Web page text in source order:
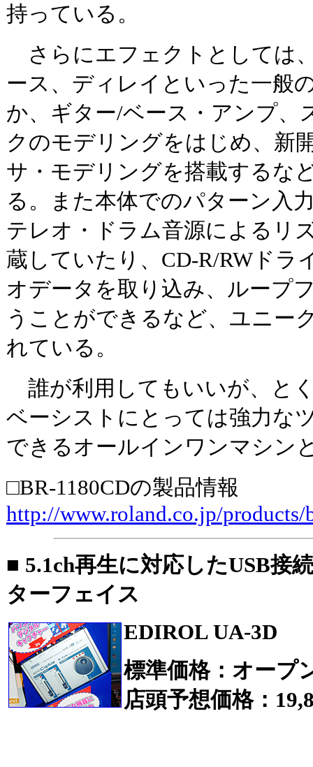
持っている。
さらにエフェクトとしては
ース、ディレイといった一般
か、ギター/ベース・アンプ、
クのモデリングをはじめ、新
サ・モデリングを搭載するな
る。また本体でのパターン入
テレオ・ドラム音源によるリ
蔵していたり、CD-R/RWドラ
オデータを取り込み、ループ
うことができるなど、ユニー
れている。
誰が利用してもいいが、と
ベーシストにとっては強力な
できるオールインワンマシン
□BR-1180CDの製品情報
http://www.roland.co.jp/products/
■ 5.1ch再生に対応したUSB接
ターフェイス
EDIROL UA-3D
標準価格：オープ
店頭予想価格：